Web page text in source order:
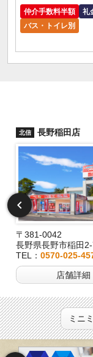
仲介手数料半額
礼
バス・トイレ別
北信 長野稲田店
〒381-0042
長野県長野市稲田
TEL：0570-025-
店舗詳細
ミニ